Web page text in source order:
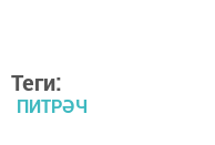
Теги:
ПИТРӘЧ